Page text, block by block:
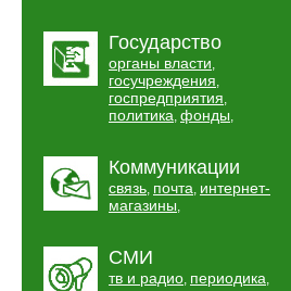
Государство
органы власти,
госучреждения,
госпредприятия,
политика, фонды,
Коммуникации
связь, почта, интернет-
магазины,
СМИ
тв и радио, периодика,